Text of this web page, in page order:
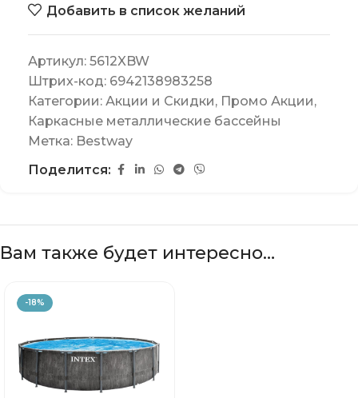
Добавить в список желаний
Артикул: 5612XBW
Штрих-код: 6942138983258
Категории: Акции и Скидки, Промо Акции,
Каркасные металлические бассейны
Метка: Bestway
Поделится:
Вам также будет интересно…
-18%